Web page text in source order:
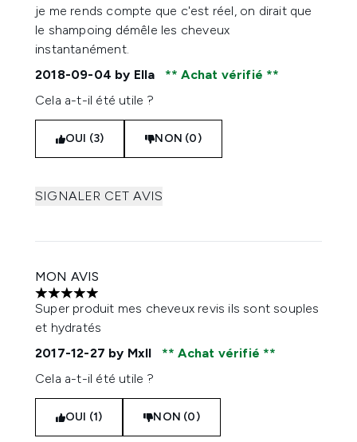
je me rends compte que c'est réel, on dirait que
le shampoing démêle les cheveux
instantanément.
2018-09-04 by Ella
Achat vérifié
Cela a-t-il été utile ?
OUI (3) NON (0)
SIGNALER CET AVIS
MON AVIS
5 étoiles sur un maximum de 5
Super produit mes cheveux revis ils sont souples
et hydratés
2017-12-27 by Mxll
Achat vérifié
Cela a-t-il été utile ?
OUI (1) NON (0)